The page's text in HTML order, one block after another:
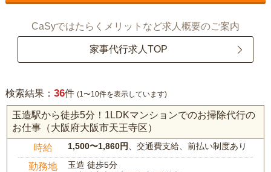
CaSyではたらくメリットなど求人概要のご案内
家事代行求人TOP
検索結果： 36件 (1〜10件を表示しています)
玉造駅から徒歩5分！1LDKマンションでのお掃除代行の
お仕事（大阪府大阪市天王寺区）
時給 1,500〜1,860円 、交通費支給、前払い制度あり
勤務地
玉造 徒歩5分